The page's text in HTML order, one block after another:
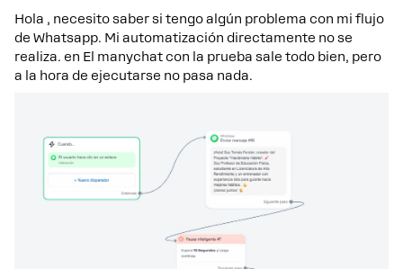
Hola , necesito saber si tengo algún problema con mi flujo
de Whatsapp. Mi automatización directamente no se
realiza. en El manychat con la prueba sale todo bien, pero
a la hora de ejecutarse no pasa nada.